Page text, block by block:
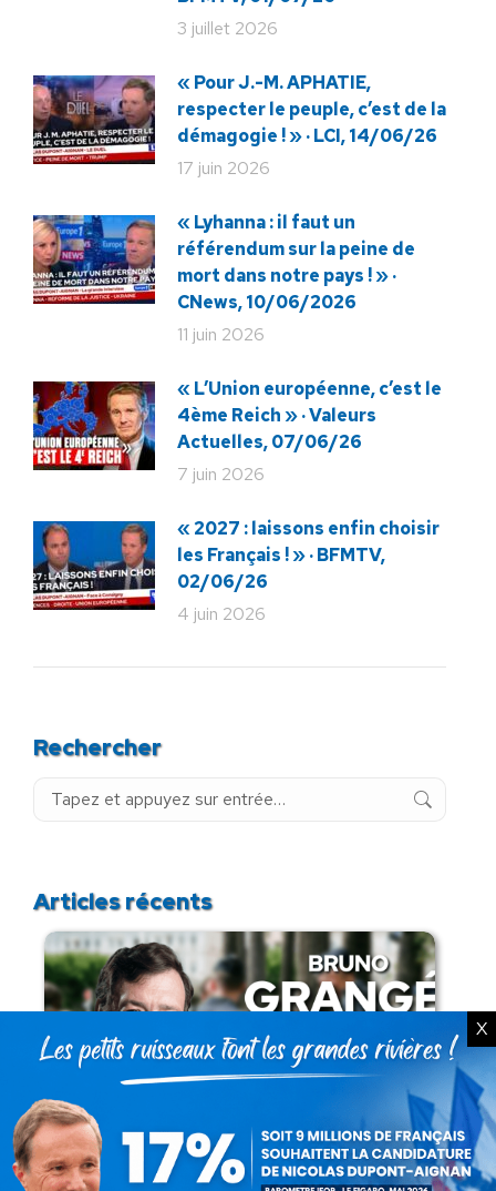
3 juillet 2026
« Pour J.-M. APHATIE,
respecter le peuple, c’est de la
démagogie ! » · LCI, 14/06/26
17 juin 2026
« Lyhanna : il faut un
référendum sur la peine de
mort dans notre pays ! » ·
CNews, 10/06/2026
11 juin 2026
« L’Union européenne, c’est le
4ème Reich » · Valeurs
Actuelles, 07/06/26
7 juin 2026
« 2027 : laissons enfin choisir
les Français ! » · BFMTV,
02/06/26
4 juin 2026
Rechercher
Recherche
Articles récents
Présomption de légitimité de l’usage des
armes par les forces de l’ordre
X